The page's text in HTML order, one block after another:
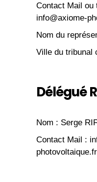
Contact Mail ou
info@axiome-
Nom du
Ville du tribunal
Délégué
Nom : Serge
Contact Mail :
photovoltaique.fr